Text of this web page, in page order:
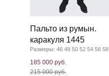
Пальто из румын.
каракуля 1445
Размеры: 46 48 50 52 54 56 58
185 000 руб.
215 000 руб.